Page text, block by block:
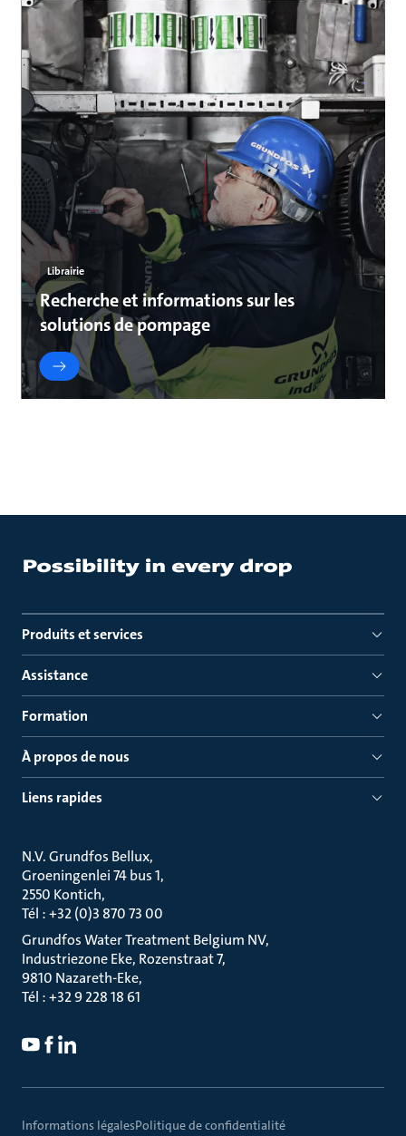
Librairie
Recherche et informations sur les
solutions de pompage
Produits et services
Assistance
Formation
À propos de nous
Liens rapides
N.V. Grundfos Bellux
Groeningenlei 74 bus 1
2550 Kontich
Tél : +32 (0)3 870 73 00
Grundfos Water Treatment Belgium NV
Industriezone Eke, Rozenstraat 7
9810 Nazareth-Eke
Tél : +32 9 228 18 61
Informations légalesPolitique de confidentialité